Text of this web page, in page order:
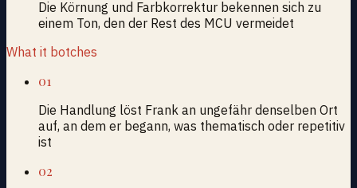
Die Körnung und Farbkorrektur bekennen sich zu
einem Ton, den der Rest des MCU vermeidet
What it botches
01
Die Handlung löst Frank an ungefähr denselben Ort
auf, an dem er begann, was thematisch oder repetitiv
ist
02